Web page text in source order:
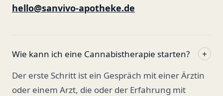
hello@sanvivo-apotheke.de
Wie kann ich eine Cannabistherapie starten?
+
Der erste Schritt ist ein Gespräch mit einer Ärztin
oder einem Arzt, die oder der Erfahrung mit